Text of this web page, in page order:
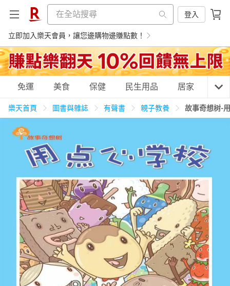
登入
立即加入樂天會員，讓您邊購物邊賺點數！
購物網分類
天天免運
居家生活 3C家電 運動休閒 親子玩具
女裝 男裝 化妝保養 情趣用品
日本購物 電子/紙本書
HOT
免運 美食 保健 民生用品 居家 3C
樂天首頁 圖書與雜誌 有聲書 親子教養 故事奇想树-